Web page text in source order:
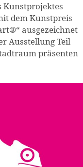
Kunstprojektes
dem Kunstpreis
ausgezeichnet
Ausstellung Teil
präsenten